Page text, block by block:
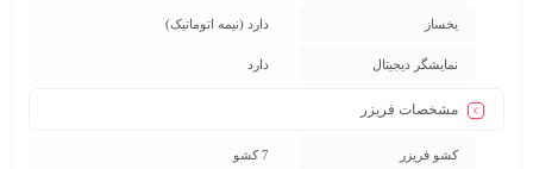
یخساز دارد (نیمه اتوماتیک)
نمایشگر دیجیتال دارد
مشخصات فریزر
کشو فریزر 7 کشو